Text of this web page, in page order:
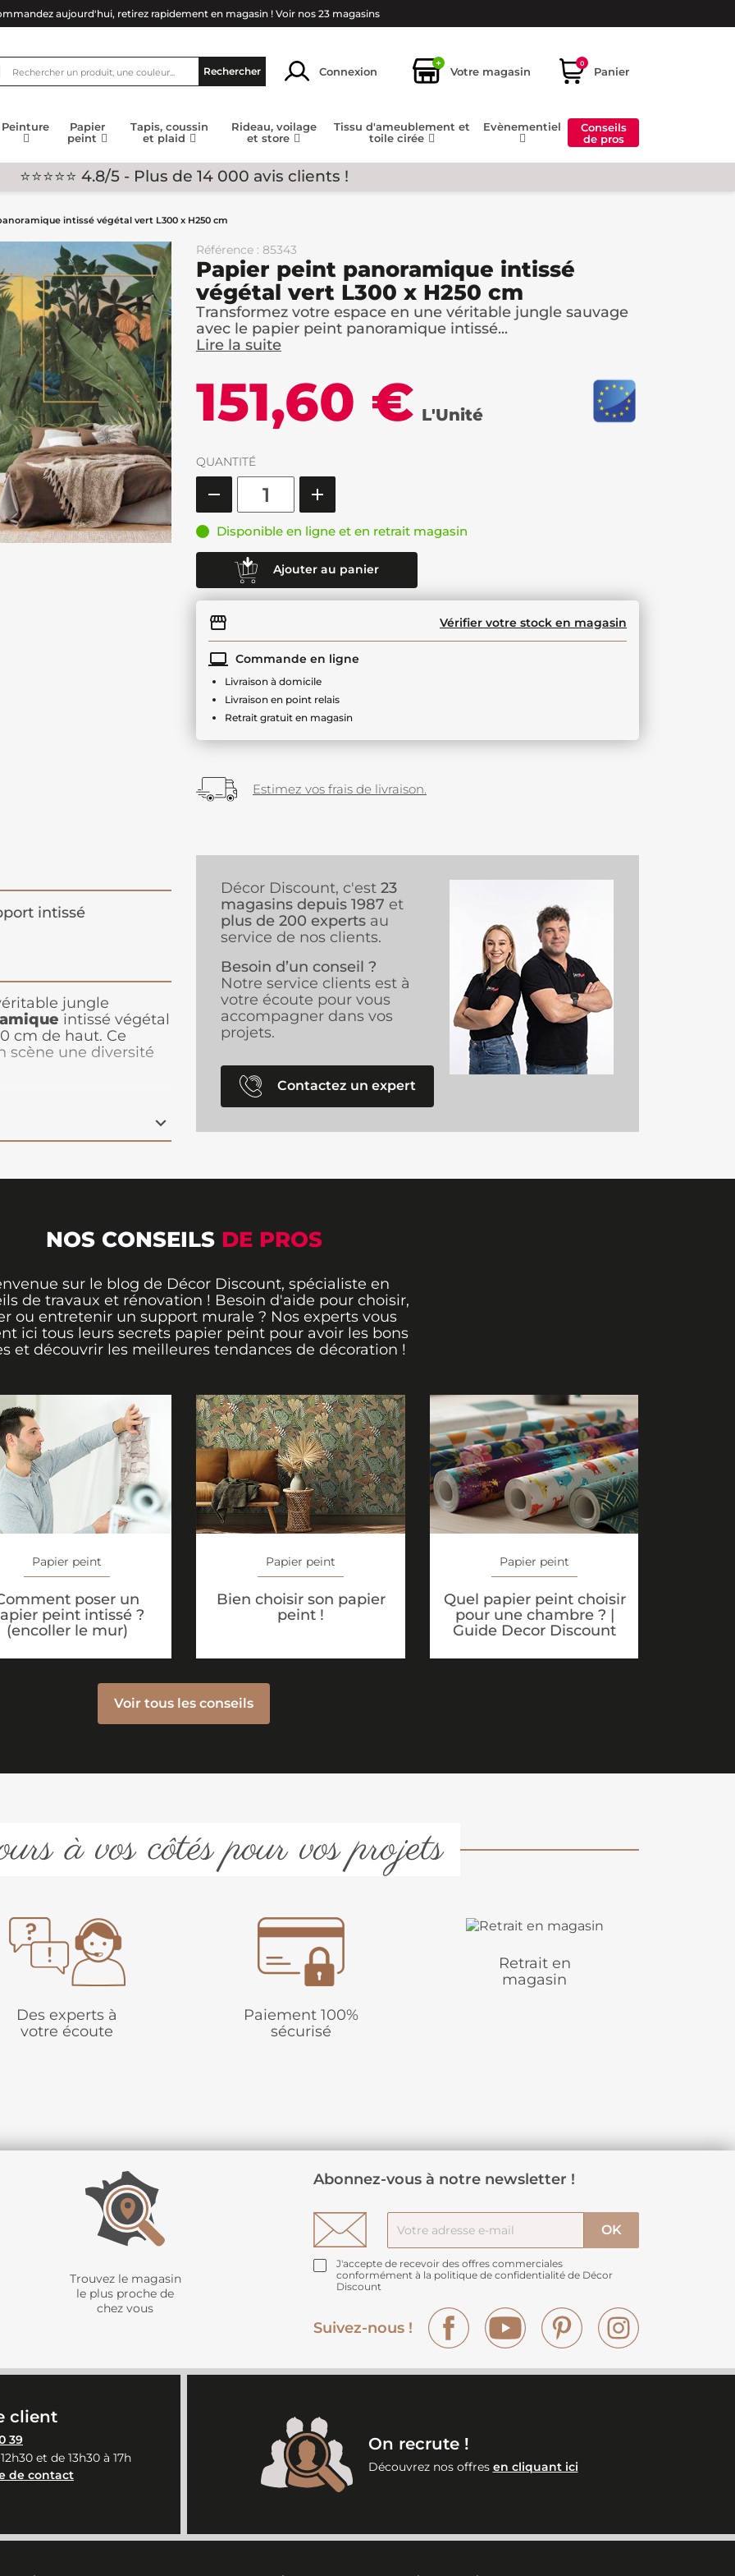
aujourd'hui, retirez rapidement en magasin ! Voir nos 23 magasins
Rechercher Connexion
+
Votre magasin
0
Panier
Peinture
Papier
peint
Tapis, coussin
et plaid
Rideau, voilage
et store
Tissu d'ameublement et
toile cirée
Evènementiel
Conseils
de pros
⭐⭐⭐⭐⭐ 4.8/5 - Plus de 14 000 avis clients !
intissé végétal vert L300 x H250 cm
Référence : 85343
Papier peint panoramique intissé
végétal vert L300 x H250 cm
Transformez votre espace en une véritable jungle sauvage
avec le papier peint panoramique intissé...
Lire la suite
151,60 € L'Unité
QUANTITÉ
Disponible en ligne et en retrait magasin
Ajouter au panier
Vérifier votre stock en magasin
Commande en ligne
Livraison à domicile
Livraison en point relais
Retrait gratuit en magasin
Estimez vos frais de livraison.
intissé
jungle
intissé végétal
cm de haut. Ce
scène une diversité
Un soleil
votre intérieur.
une atmosphère
Décor Discount, c'est 23
magasins depuis 1987 et
plus de 200 experts au
service de nos clients.
Besoin d’un conseil ?
Notre service clients est à
votre écoute pour vous
accompagner dans vos
projets.
Contactez un expert
NOS CONSEILS DE PROS
sur le blog de Décor Discount, spécialiste en
de travaux et rénovation ! Besoin d'aide pour choisir,
ou entretenir un support murale ? Nos experts vous
ici tous leurs secrets papier peint pour avoir les bons
et découvrir les meilleures tendances de décoration !
Papier peint
poser un
peint intissé ?
(encoller le mur)
Papier peint
Bien choisir son papier
peint !
Papier peint
Quel papier peint choisir
pour une chambre ? |
Guide Decor Discount
Voir tous les conseils
à vos côtés pour vos projets
Des experts à
votre écoute
Paiement 100%
sécurisé
Retrait en
magasin
Trouvez le magasin
le plus proche de
chez vous
Abonnez-vous à notre newsletter !
J'accepte de recevoir des offres commerciales
conformément à la politique de confidentialité de Décor
Discount
Suivez-nous !
Facebook YouTube Pinterest
client
39
et de 13h30 à 17h
de contact
On recrute !
Découvrez nos offres en cliquant ici